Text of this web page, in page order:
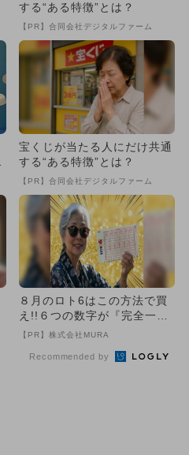
する“ある特徴”とは？
【PR】合同会社デジタルファーム
宝くじが当たる人にだけ共通
する“ある特徴”とは？
【PR】合同会社デジタルファーム
８月のロト6はこの方法で買
え!!６つの数字が『完全一
致』する方法
【PR】株式会社MURA
Recommended by